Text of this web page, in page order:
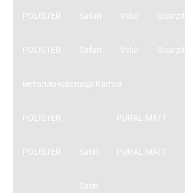
POLISTER
POLISTER
Safari
Safari
Velur
Velur
Quarzit
Quarzit
металлочерепица Kamea
POLISTER
POLISTER Satin
Satin
PURAL MATT
PURAL MATT